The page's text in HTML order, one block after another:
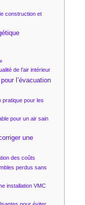
construction et
de l’air intérieur
l’évacuation
pratique pour les
pour un air sain
une
des coûts
perdus sans
installation VMC